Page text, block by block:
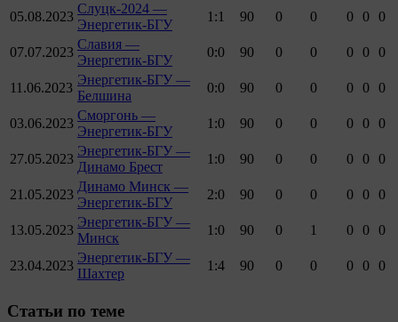
05.08.2023
Слуцк-2024 —
Энергетик-БГУ
1:1 90 0 0 0 0 0
07.07.2023
Славия —
Энергетик-БГУ
0:0 90 0 0 0 0 0
11.06.2023
Энергетик-БГУ —
Белшина
0:0 90 0 0 0 0 0
03.06.2023
Сморгонь —
Энергетик-БГУ
1:0 90 0 0 0 0 0
27.05.2023
Энергетик-БГУ —
Динамо Брест
1:0 90 0 0 0 0 0
21.05.2023
Динамо Минск —
Энергетик-БГУ
2:0 90 0 0 0 0 0
13.05.2023
Энергетик-БГУ —
Минск
1:0 90 0 1 0 0 0
23.04.2023
Энергетик-БГУ —
Шахтер
1:4 90 0 0 0 0 0
Cтатьи по теме